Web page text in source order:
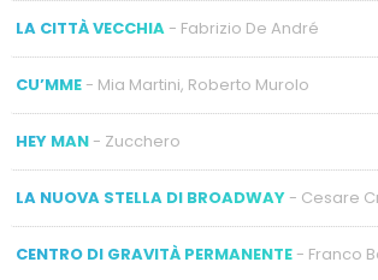
LA CITTÀ VECCHIA- Fabrizio De André
CU’MME- Mia Martini, Roberto Murolo
HEY MAN- Zucchero
LA NUOVA STELLA DI BROADWAY- Cesare
CENTRO DI GRAVITÀ PERMANENTE- Franco